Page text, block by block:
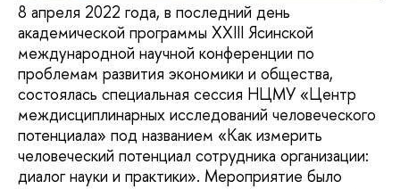
8 апреля 2022 года, в последний день
академической программы XXIII Ясинской
международной научной конференции по
проблемам развития экономики и общества,
состоялась специальная сессия НЦМУ «Центр
междисциплинарных исследований человеческого
потенциала» под названием «Как измерить
человеческий потенциал сотрудника организации:
диалог науки и практики». Мероприятие было